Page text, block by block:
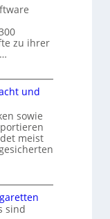
zu ihrer
und
sowie
meist
sind